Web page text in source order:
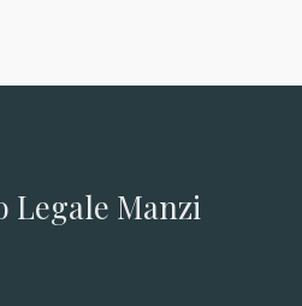
Legale Manzi